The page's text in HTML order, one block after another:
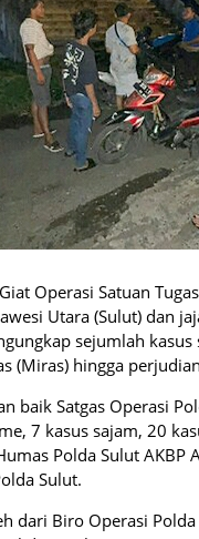
Giat Operasi Satuan
Utara (Sulut) dan
sejumlah
(Miras) hingga
baik Satgas Operasi
7 kasus sajam, 20
Polda Sulut AKBP
Sulut.
dari Biro Operasi